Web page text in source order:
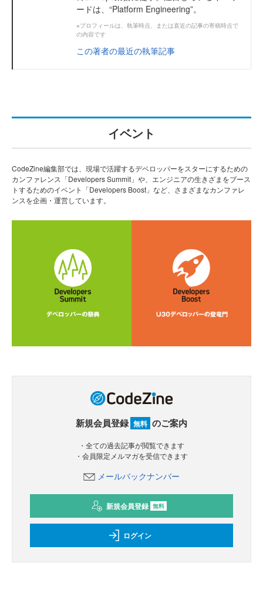
ードは、“Platform Engineering”。
※プロフィールは、執筆時点、または直近の記事の寄稿時点で
の内容です
この著者の最近の執筆記事
イベント
CodeZine編集部では、現場で活躍するデベロッパーをスターにするための
カンファレンス「Developers Summit」や、エンジニアの生きざまをブース
トするためのイベント「Developers Boost」など、さまざまなカンファレ
ンスを企画・運営しています。
新規会員登録 無料 のご案内
・全ての過去記事が閲覧できます
・会員限定メルマガを受信できます
メールバックナンバー
新規会員登録 無料
ログイン